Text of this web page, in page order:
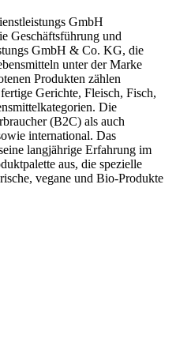
GmbH
Geschäftsführung und
GmbH & Co. KG, die
unter der Marke
Produkten zählen
Gerichte, Fleisch, Fisch,
Die
(B2C) als auch
international. Das
langjährige Erfahrung im
aus, die spezielle
vegane und Bio-Produkte